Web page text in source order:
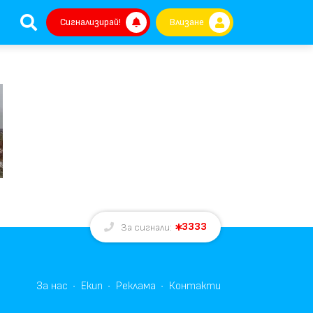
Сигнализирай! Влизане
За сигнали: 3333
За нас Екип Реклама Контакти